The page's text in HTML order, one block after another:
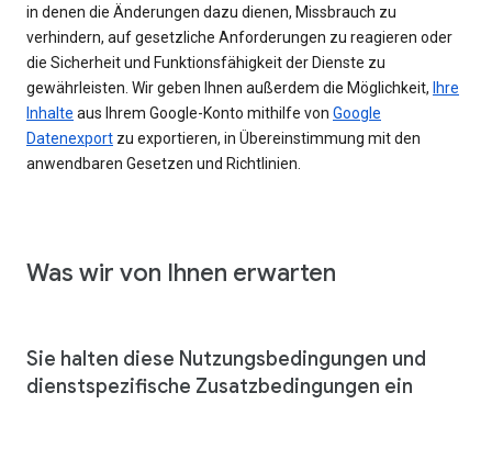
in denen die Änderungen dazu dienen, Missbrauch zu
verhindern, auf gesetzliche Anforderungen zu reagieren oder
die Sicherheit und Funktionsfähigkeit der Dienste zu
gewährleisten. Wir geben Ihnen außerdem die Möglichkeit, Ihre
Inhalte aus Ihrem Google-Konto mithilfe von Google
Datenexport zu exportieren, in Übereinstimmung mit den
anwendbaren Gesetzen und Richtlinien.
Was wir von Ihnen erwarten
Sie halten diese Nutzungsbedingungen und
dienstspezifische Zusatzbedingungen ein